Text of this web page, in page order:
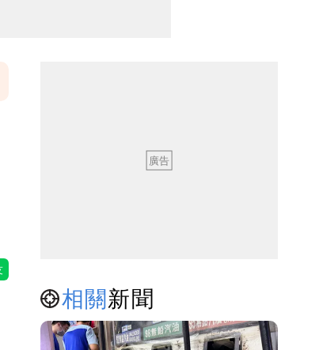
相關新聞